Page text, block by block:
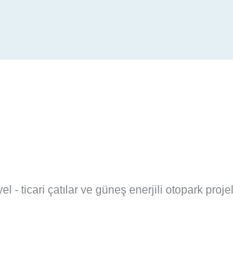
- ticari çatılar ve güneş enerjili otopark